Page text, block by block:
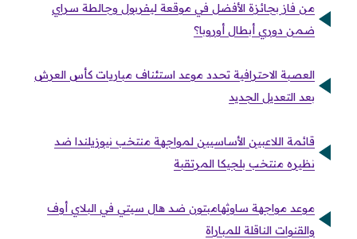
من فاز بجائزة الأفضل في موقعة ليفربول وجالطة سراي
ضمن دوري أبطال أوروبا؟
العصبة الاحترافية تحدد موعد استئناف مباريات كأس العرش
بعد التعديل الجديد
قائمة اللاعبين الأساسيين لمواجهة منتخب نيوزيلندا ضد
نظيره منتخب بلجيكا المرتقبة
موعد مواجهة ساوثهامبتون ضد هال سيتي في البلاي أوف
والقنوات الناقلة للمباراة